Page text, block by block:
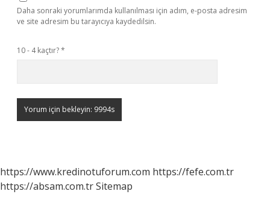
Daha sonraki yorumlarımda kullanılması için adım, e-posta adresim
ve site adresim bu tarayıcıya kaydedilsin.
10 - 4 kaçtır?*
https://www.kredinotuforum.com https://fefe.com.tr
https://absam.com.trSitemap